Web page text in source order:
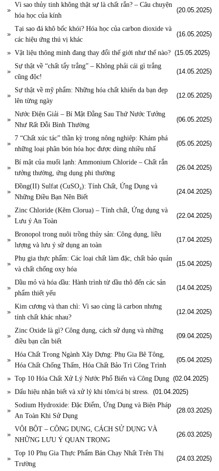
Vì sao thủy tinh không thật sự là chất rắn? – Câu chuyện
hóa học của kính
(20.05.2025)
Tại sao đá khô bốc khói? Hóa học của carbon dioxide và
các hiệu ứng thú vị khác
(16.05.2025)
Vật liệu thông minh đang thay đổi thế giới như thế nào? (15.05.2025)
Sự thật về “chất tẩy trắng” – Không phải cái gì trắng
cũng độc!
(14.05.2025)
Sự thật về mỹ phẩm: Những hóa chất khiến da bạn đẹp
lên từng ngày
(12.05.2025)
Nước Điện Giải – Bí Mật Đằng Sau Thứ Nước Tưởng
Như Rất Đỗi Bình Thường
(06.05.2025)
7 “Chất xúc tác” thần kỳ trong nông nghiệp: Khám phá
những loại phân bón hóa học được dùng nhiều nhấ
(05.05.2025)
Bí mật của muối lạnh: Ammonium Chloride – Chất rắn
tưởng thường, ứng dụng phi thường
(26.04.2025)
Đồng(II) Sulfat (CuSO₄): Tính Chất, Ứng Dụng và
Những Điều Bạn Nên Biết
(24.04.2025)
Zinc Chloride (Kẽm Clorua) – Tính chất, Ứng dụng và
Lưu ý An Toàn
(22.04.2025)
Bronopol trong nuôi trồng thủy sản: Công dụng, liều
lượng và lưu ý sử dụng an toàn
(17.04.2025)
Phụ gia thực phẩm: Các loại chất làm đặc, chất bảo quản
và chất chống oxy hóa
(15.04.2025)
Dầu mỏ và hóa dầu: Hành trình từ dầu thô đến các sản
phẩm thiết yếu
(14.04.2025)
Kim cương và than chì: Vì sao cùng là carbon nhưng
tính chất khác nhau?
(12.04.2025)
Zinc Oxide là gì? Công dụng, cách sử dụng và những
điều bạn cần biết
(09.04.2025)
Hóa Chất Trong Ngành Xây Dựng: Phụ Gia Bê Tông,
Hóa Chất Chống Thấm, Hóa Chất Bảo Trì Công Trình
(05.04.2025)
Top 10 Hóa Chất Xử Lý Nước Phổ Biến và Công Dụng (02.04.2025)
Dấu hiệu nhận biết và xử lý khi tôm/cá bị stress. (01.04.2025)
Sodium Hydroxide: Đặc Điểm, Ứng Dụng và Biện Pháp
An Toàn Khi Sử Dụng
(28.03.2025)
VÔI BỘT – CÔNG DỤNG, CÁCH SỬ DỤNG VÀ
NHỮNG LƯU Ý QUAN TRỌNG
(26.03.2025)
Top 10 Phụ Gia Thực Phẩm Bán Chạy Nhất Trên Thị
Trường
(24.03.2025)